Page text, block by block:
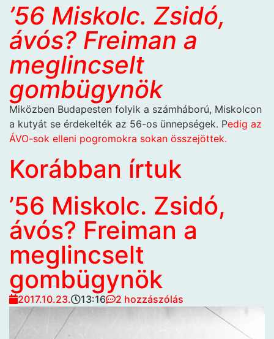
’56 Miskolc. Zsidó,
ávós? Freiman a
meglincselt
gombügynök
Miközben Budapesten folyik a számháború, Miskolcon
a kutyát se érdekelték az 56-os ünnepségek. Pedig az
ÁVO-sok elleni pogromokra sokan összejöttek.
Korábban írtuk
’56 Miskolc. Zsidó,
ávós? Freiman a
meglincselt
gombügynök
2017.10.23. 13:16 2 hozzászólás